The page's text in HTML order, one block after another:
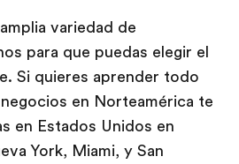
variedad de
para que puedas elegir el
Si quieres aprender todo
en Norteamérica te
en Estados Unidos en
York, Miami, y San